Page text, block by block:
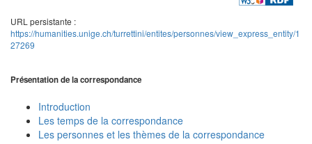
URL persistante :
https://humanities.unige.ch/turrettini/entites/personnes/view_express_entity/1
27269
Présentation de la correspondance
Introduction
Les temps de la correspondance
Les personnes et les thèmes de la correspondance